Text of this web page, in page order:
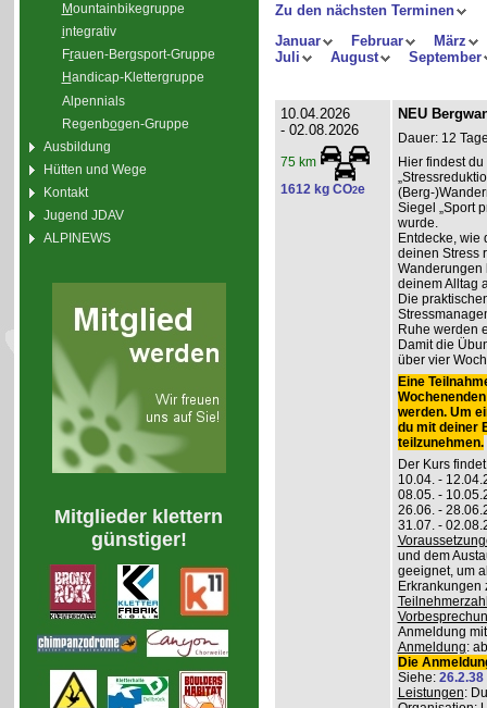
Mountainbikegruppe
integrativ
Frauen-Bergsport-Gruppe
Handicap-Klettergruppe
Alpennials
Regenbogen-Gruppe
Ausbildung
Hütten und Wege
Kontakt
Jugend JDAV
ALPINEWS
Mitglieder klettern
günstiger!
Zu den nächsten Terminen
Januar
Februar
März
Juli
August September
10.04.2026
- 02.08.2026
75 km
1612 kg CO2e
NEU
Dauer: 12
Hier findest
(Berg-
Siegel „Sport
wurde.
Entdecke, wie
deinen Stress
Wanderungen
deinem Alltag
Die
Ruhe werden
Damit die
über vier
Eine
werden. Um
du mit deiner
teilzunehmen.
Der Kurs
10.04. -
08.05. -
26.06. -
31.07. -
und dem
geeignet, um
Erkrankungen
Anmeldung
Anmeldung:
Die
Siehe:
Leistungen: